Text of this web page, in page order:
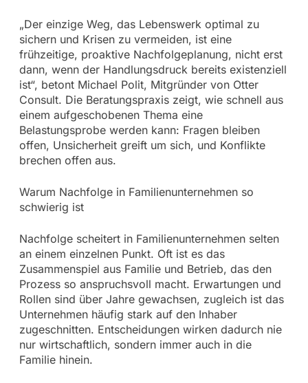
„Der einzige Weg, das Lebenswerk optimal zu
sichern und Krisen zu vermeiden, ist eine
frühzeitige, proaktive Nachfolgeplanung, nicht erst
dann, wenn der Handlungsdruck bereits existenziell
ist“, betont Michael Polit, Mitgründer von Otter
Consult. Die Beratungspraxis zeigt, wie schnell aus
einem aufgeschobenen Thema eine
Belastungsprobe werden kann: Fragen bleiben
offen, Unsicherheit greift um sich, und Konflikte
brechen offen aus.
Warum Nachfolge in Familienunternehmen so
schwierig ist
Nachfolge scheitert in Familienunternehmen selten
an einem einzelnen Punkt. Oft ist es das
Zusammenspiel aus Familie und Betrieb, das den
Prozess so anspruchsvoll macht. Erwartungen und
Rollen sind über Jahre gewachsen, zugleich ist das
Unternehmen häufig stark auf den Inhaber
zugeschnitten. Entscheidungen wirken dadurch nie
nur wirtschaftlich, sondern immer auch in die
Familie hinein.